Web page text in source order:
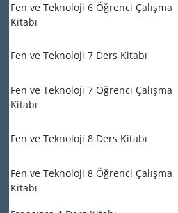
Fen ve Teknoloji 6 Öğrenci Çalışma
Kitabı
Fen ve Teknoloji 7 Ders Kitabı
Fen ve Teknoloji 7 Öğrenci Çalışma
Kitabı
Fen ve Teknoloji 8 Ders Kitabı
Fen ve Teknoloji 8 Öğrenci Çalışma
Kitabı